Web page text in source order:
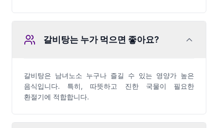
갈비탕는 누가 먹으면 좋아요?
갈비탕은 남녀노소 누구나 즐길 수 있는 영양가 높은
음식입니다. 특히, 따뜻하고 진한 국물이 필요한
환절기에 적합합니다.